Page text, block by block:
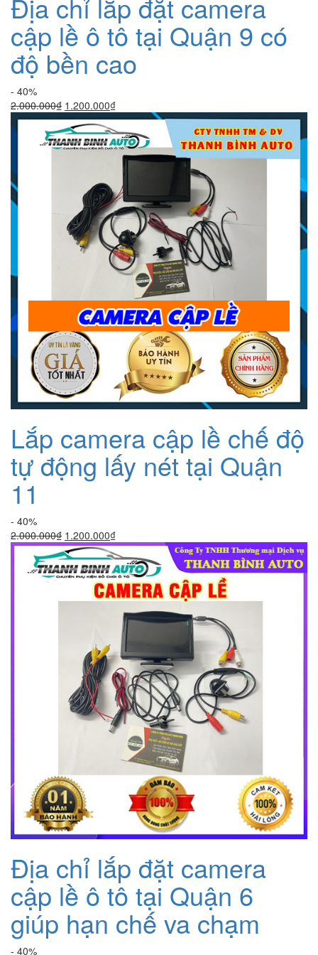
Địa chỉ lắp đặt camera
cập lề ô tô tại Quận 9 có
độ bền cao
- 40%
2.000.000₫ Giá
gốc
là:
2.000.000₫.
1.200.000₫Giá
hiện
tại
là:
1.200.000₫.
Lắp camera cập lề chế độ
tự động lấy nét tại Quận
11
- 40%
2.000.000₫ Giá
gốc
là:
2.000.000₫.
1.200.000₫Giá
hiện
tại
là:
1.200.000₫.
Địa chỉ lắp đặt camera
cập lề ô tô tại Quận 6
giúp hạn chế va chạm
- 40%